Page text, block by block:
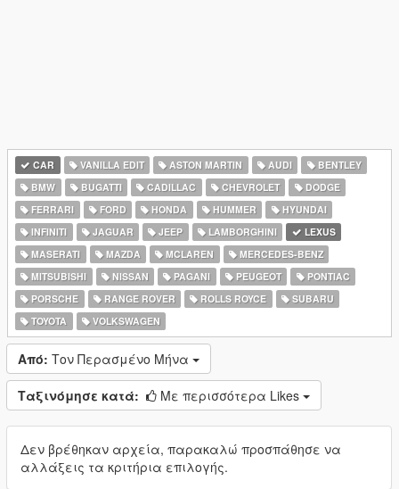
CAR VANILLA EDIT ASTON MARTIN AUDI
BENTLEY
BMW
BUGATTI CADILLAC CHEVROLET
DODGE
FERRARI
FORD HONDA HUMMER
HYUNDAI
INFINITI
JAGUAR JEEP LAMBORGHINI
LEXUS
MASERATI
MAZDA MCLAREN
MERCEDES-BENZ
MITSUBISHI
NISSAN PAGANI PEUGEOT
PONTIAC
PORSCHE
RANGE ROVER ROLLS ROYCE
SUBARU
TOYOTA
VOLKSWAGEN
Από: Τον Περασμένο Μήνα
Ταξινόμησε κατά: Με περισσότερα Likes
Δεν βρέθηκαν αρχεία, παρακαλώ προσπάθησε να
αλλάξεις τα κριτήρια επιλογής.